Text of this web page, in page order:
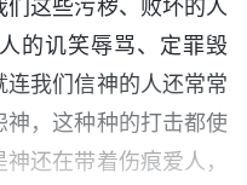
这些污秽、败坏的人
的讥笑辱骂、定罪毁
我们信神的人还常常
，这种种的打击都使
还在带着伤痕爱人，